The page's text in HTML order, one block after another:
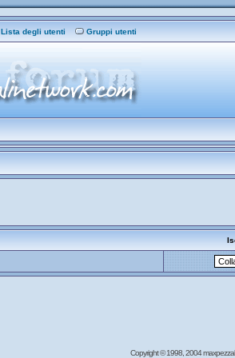
Lista degli utenti Gruppi utenti
Copyright © 1998, 2004